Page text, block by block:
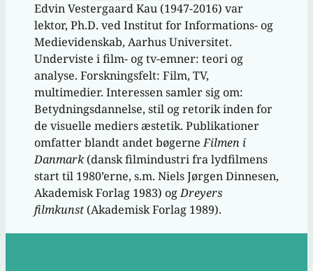
Edvin Vestergaard Kau (1947-2016) var
lektor, Ph.D. ved Institut for Informations- og
Medievidenskab, Aarhus Universitet.
Underviste i film- og tv-emner: teori og
analyse. Forskningsfelt: Film, TV,
multimedier. Interessen samler sig om:
Betydningsdannelse, stil og retorik inden for
de visuelle mediers æstetik. Publikationer
omfatter blandt andet bøgerneFilmen i
Danmark(dansk filmindustri fra lydfilmens
start til 1980’erne, s.m. Niels Jørgen Dinnesen,
Akademisk Forlag 1983) ogDreyers
filmkunst(Akademisk Forlag 1989).